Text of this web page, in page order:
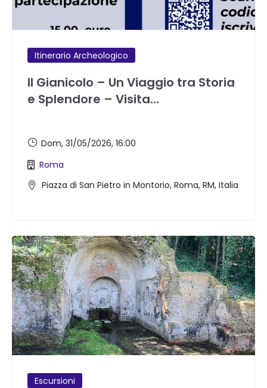
Itinerario Archeologico
Il Gianicolo – Un Viaggio tra Storia
e Splendore – Visita...
Piazza di San Pietro in Montorio, Roma, RM, Italia
Roma
Dom, 31/05/2026, 16:00
Escursioni